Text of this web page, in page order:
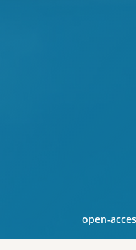
open-